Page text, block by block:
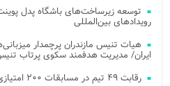
توسعه زیرساخت‌های باشگاه پدل
رویدادهای بین‌المللی
هیات تنیس مازندران پرچمدار
ایران/ مدیریت هدفمند سکوی پرتاب
رقابت ۴۹ تیم در مسابقات ۲۰۰ امتیازی تنیس ساحلی کشور در مازندران